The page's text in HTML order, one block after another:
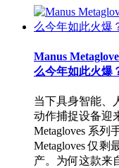
Manus
么今年如此火爆
当下具身智能、
动作捕捉设备迎
Metagloves 系列
Metagloves 仅剩
产。为何这款来